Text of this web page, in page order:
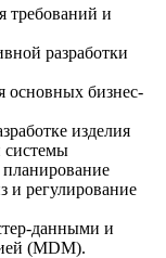
требований и
разработки
основных бизнес-
изделия
системы
и регулирование
данными и
(MDM).